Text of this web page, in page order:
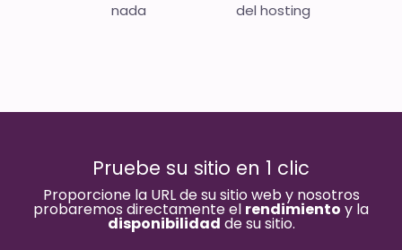
nada
del hosting
Pruebe su sitio en 1 clic
Proporcione la URL de su sitio web y nosotros
probaremos directamente el rendimiento y la
disponibilidad de su sitio.